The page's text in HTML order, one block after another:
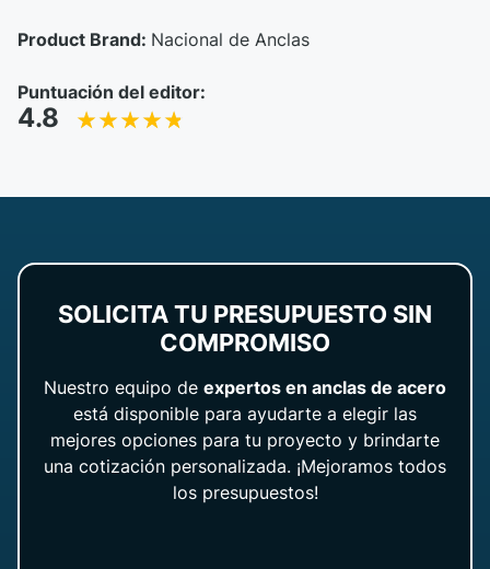
Product Brand: Nacional de Anclas
Puntuación del editor:
4.8
SOLICITA TU PRESUPUESTO SIN
COMPROMISO
Nuestro equipo de expertos en anclas de acero
está disponible para ayudarte a elegir las
mejores opciones para tu proyecto y brindarte
una cotización personalizada. ¡Mejoramos todos
los presupuestos!